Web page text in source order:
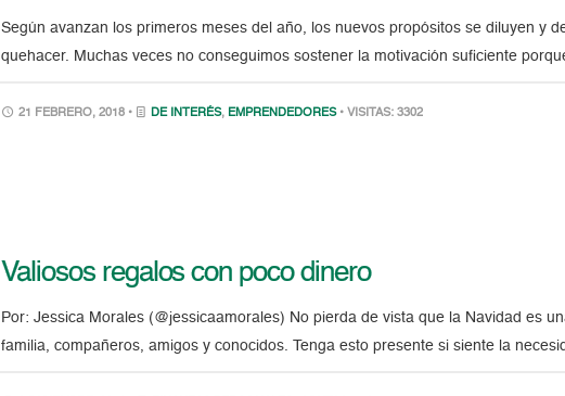
Según avanzan los primeros meses del año, los nuevos propósitos se diluyen y
quehacer. Muchas veces no conseguimos sostener la motivación suficiente
21 FEBRERO, 2018 • DE INTERÉS, EMPRENDEDORES • VISITAS: 3302
Valiosos regalos con poco dinero
Por: Jessica Morales (@jessicaamorales) No pierda de vista que la Navidad es
familia, compañeros, amigos y conocidos. Tenga esto presente si siente la